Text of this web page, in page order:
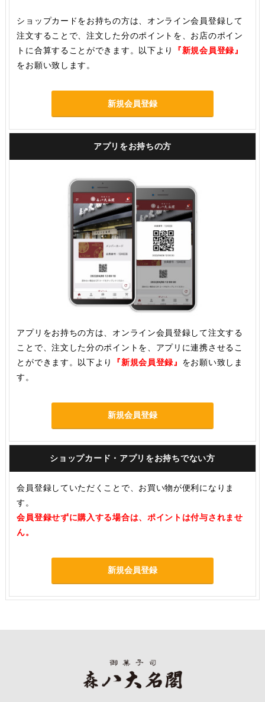
ショップカードをお持ちの方は、オンライン会員登録して
注文することで、注文した分のポイントを、お店のポイン
トに合算することができます。以下より
『新規会員登録』
をお願い致します。
新規会員登録
アプリをお持ちの方
アプリをお持ちの方は、オンライン会員登録して注文する
ことで、注文した分のポイントを、アプリに連携させるこ
とができます。以下より
『新規会員登録』 をお願い致しま
す。
新規会員登録
ショップカード・アプリをお持ちでない方
会員登録していただくことで、お買い物が便利になりま
す。
会員登録せずに購入する場合は、ポイントは付与されませ
ん。
新規会員登録